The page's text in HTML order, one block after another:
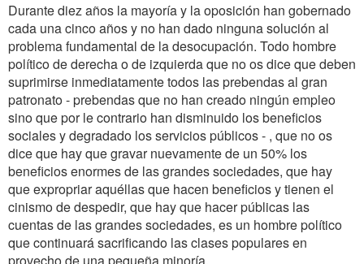
Durante diez años la mayoría y la oposición han gobernado
cada una cinco años y no han dado ninguna solución al
problema fundamental de la desocupación. Todo hombre
político de derecha o de izquierda que no os dice que deben
suprimirse inmediatamente todos las prebendas al gran
patronato - prebendas que no han creado ningún empleo
sino que por le contrario han disminuido los beneficios
sociales y degradado los servicios públicos - , que no os
dice que hay que gravar nuevamente de un 50% los
beneficios enormes de las grandes sociedades, que hay
que expropriar aquéllas que hacen beneficios y tienen el
cinismo de despedir, que hay que hacer públicas las
cuentas de las grandes sociedades, es un hombre político
que continuará sacrificando las clases populares en